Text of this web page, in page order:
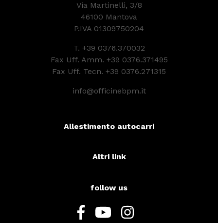
Via Martinelli, 3/8
46100 Mantova
P.IVA 01309750204
T. +39 0376.370032
Fax Uff. Amm. +39 0376.371495
Fax Uff. Tecn. +39 0376.271315
info@officinebpm.it
Allestimento autocarri
Altri link
follow us